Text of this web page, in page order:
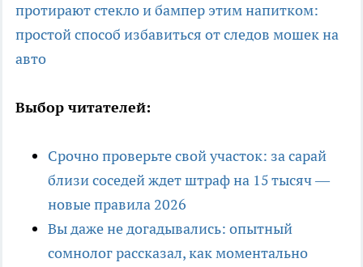
протирают стекло и бампер этим напитком:
простой способ избавиться от следов мошек на
авто
Выбор читателей:
Срочно проверьте свой участок: за сарай
близи соседей ждет штраф на 15 тысяч —
новые правила 2026
Вы даже не догадывались: опытный
сомнолог рассказал, как моментально